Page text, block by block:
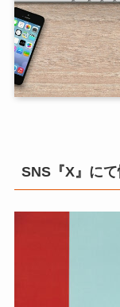
SNS『X』に